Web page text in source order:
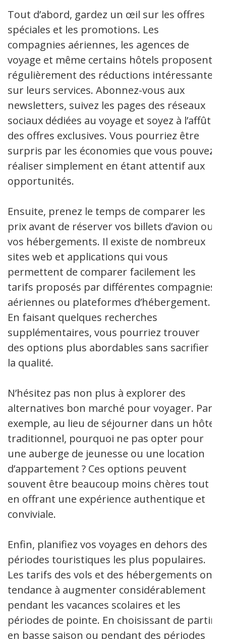
Tout d’abord, gardez un œil sur les offres
spéciales et les promotions. Les
compagnies aériennes, les agences de
voyage et même certains hôtels proposent
régulièrement des réductions intéressantes
sur leurs services. Abonnez-vous aux
newsletters, suivez les pages des réseaux
sociaux dédiées au voyage et soyez à l’affût
des offres exclusives. Vous pourriez être
surpris par les économies que vous pouvez
réaliser simplement en étant attentif aux
opportunités.
Ensuite, prenez le temps de comparer les
prix avant de réserver vos billets d’avion ou
vos hébergements. Il existe de nombreux
sites web et applications qui vous
permettent de comparer facilement les
tarifs proposés par différentes compagnies
aériennes ou plateformes d’hébergement.
En faisant quelques recherches
supplémentaires, vous pourriez trouver
des options plus abordables sans sacrifier
la qualité.
N’hésitez pas non plus à explorer des
alternatives bon marché pour voyager. Par
exemple, au lieu de séjourner dans un hôtel
traditionnel, pourquoi ne pas opter pour
une auberge de jeunesse ou une location
d’appartement ? Ces options peuvent
souvent être beaucoup moins chères tout
en offrant une expérience authentique et
conviviale.
Enfin, planifiez vos voyages en dehors des
périodes touristiques les plus populaires.
Les tarifs des vols et des hébergements ont
tendance à augmenter considérablement
pendant les vacances scolaires et les
périodes de pointe. En choisissant de partir
en basse saison ou pendant des périodes